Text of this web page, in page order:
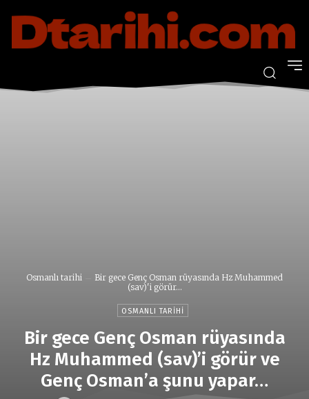
Osmanlı tarihi
Bir gece Genç Osman rüyasında Hz Muhammed
(sav)'i görür...
OSMANLI TARIHI
Bir gece Genç Osman rüyasında
Hz Muhammed (sav)’i görür ve
Genç Osman’a şunu yapar…